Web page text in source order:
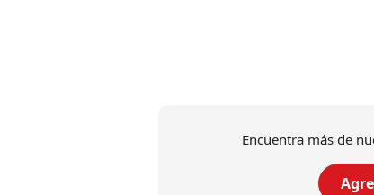
Encuentra más de